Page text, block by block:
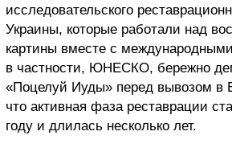
исследовательского
Украины, которые работали над
картины вместе с
в частности, ЮНЕСКО, бережно
«Поцелуй Иуды» перед вывозом в
что активная фаза реставрации
году и длилась несколько лет.